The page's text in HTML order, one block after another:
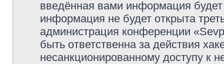
введённая вами информация
информация не будет открыта
администрация конференции
быть ответственна за действия
несанкционированному доступу к